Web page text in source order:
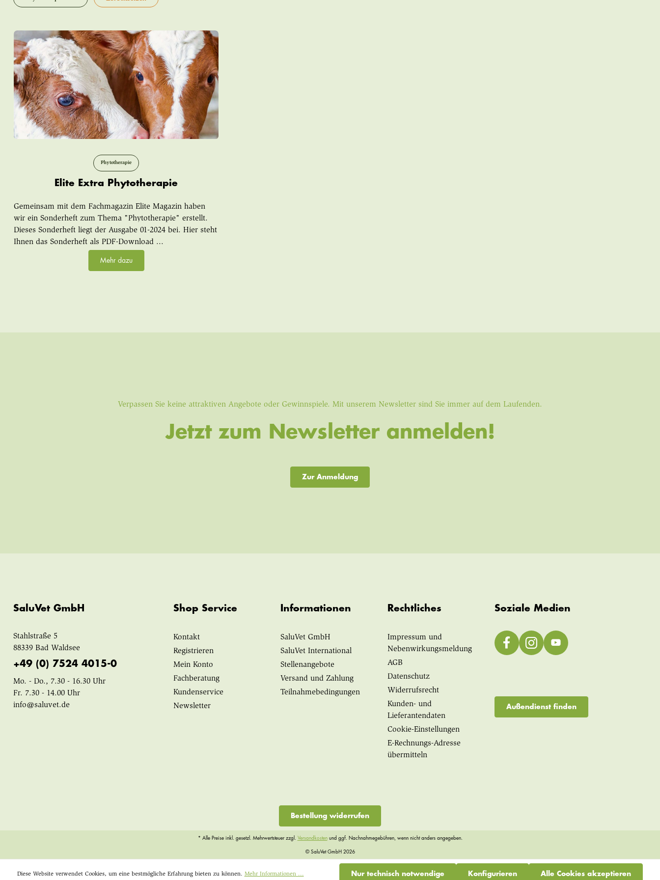
Phytotherapie
Elite Extra Phytotherapie
Gemeinsam mit dem Fachmagazin Elite Magazin haben
wir ein Sonderheft zum Thema "Phytotherapie" erstellt.
Dieses Sonderheft liegt der Ausgabe 01-2024 bei. Hier steht
Ihnen das Sonderheft als PDF-Download ...
Mehr dazu
Verpassen Sie keine attraktiven Angebote oder Gewinnspiele. Mit unserem Newsletter sind Sie immer auf dem Laufenden.
Jetzt zum Newsletter anmelden!
Zur Anmeldung
SaluVet GmbH
Stahlstraße 5
88339 Bad Waldsee
+49 (0) 7524 4015-0
Mo. - Do., 7.30 - 16.30 Uhr
Fr. 7.30 - 14.00 Uhr
info@saluvet.de
Shop Service
Kontakt
Registrieren
Mein Konto
Fachberatung
Kundenservice
Newsletter
Informationen
SaluVet GmbH
SaluVet International
Stellenangebote
Versand und Zahlung
Teilnahmebedingungen
Rechtliches
Impressum und
Nebenwirkungsmeldung
AGB
Datenschutz
Widerrufsrecht
Kunden- und
Lieferantendaten
Cookie-Einstellungen
E-Rechnungs-Adresse
übermitteln
Soziale Medien
Außendienst finden
Bestellung widerrufen
* Alle Preise inkl. gesetzl. Mehrwertsteuer zzgl. Versandkostenund ggf. Nachnahmegebühren, wenn nicht anders angegeben.
© SaluVet GmbH 2026
Diese Website verwendet Cookies, um eine bestmögliche Erfahrung bieten zu können. Mehr Informationen ... Nur technisch notwendige Konfigurieren Alle Cookies akzeptieren